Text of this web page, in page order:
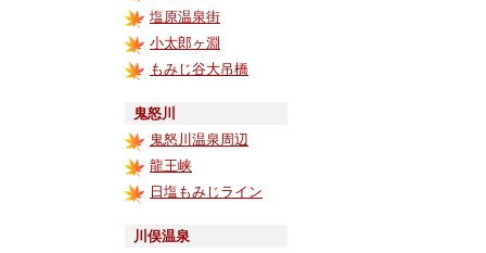
塩原温泉街
小太郎ヶ淵
もみじ谷大吊橋
鬼怒川
鬼怒川温泉周辺
龍王峡
日塩もみじライン
川俣温泉